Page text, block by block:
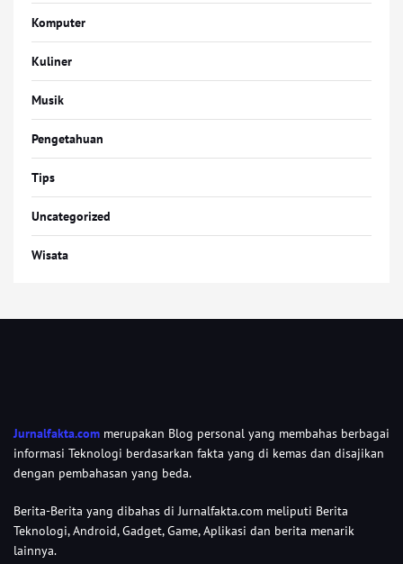
Komputer
Kuliner
Musik
Pengetahuan
Tips
Uncategorized
Wisata
Jurnalfakta.com merupakan Blog personal yang membahas berbagai
informasi Teknologi berdasarkan fakta yang di kemas dan disajikan
dengan pembahasan yang beda.
Berita-Berita yang dibahas di Jurnalfakta.com meliputi Berita
Teknologi, Android, Gadget, Game, Aplikasi dan berita menarik
lainnya.